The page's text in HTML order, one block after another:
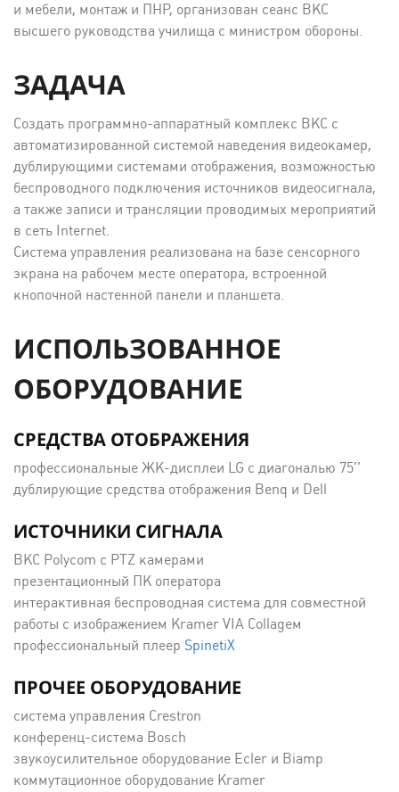
и мебели, монтаж и ПНР, организован сеанс ВКС
высшего руководства училища с министром обороны.
ЗАДАЧА
Создать программно-аппаратный комплекс ВКС с
автоматизированной системой наведения видеокамер,
дублирующими системами отображения, возможностью
беспроводного подключения источников видеосигнала,
а также записи и трансляции проводимых мероприятий
в сеть Internet.
Система управления реализована на базе сенсорного
экрана на рабочем месте оператора, встроенной
кнопочной настенной панели и планшета.
ИСПОЛЬЗОВАННОЕ
ОБОРУДОВАНИЕ
СРЕДСТВА ОТОБРАЖЕНИЯ
профессиональные ЖК-дисплеи LG с диагональю 75’’
дублирующие средства отображения Benq и Dell
ИСТОЧНИКИ СИГНАЛА
ВКС Polycom с PTZ камерами
презентационный ПК оператора
интерактивная беспроводная система для совместной
работы с изображением Kramer VIA Collageм
профессиональный плеер SpinеtiХ
ПРОЧЕЕ ОБОРУДОВАНИЕ
система управления Crestron
конференц-система Bosch
звукоусилительное оборудование Ecler и Biamp
коммутационное оборудование Kramer